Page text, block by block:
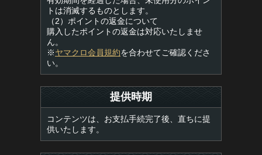
トは消滅するものとします。
（2）ポイントの返金について
購入したポイントの返金は対応いたしませ
ん。
※ヤマクロ会員規約を合わせてご確認くださ
い。
提供時期
コンテンツは、お支払手続完了後、直ちに提
供いたします。